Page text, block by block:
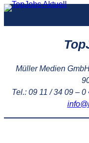
Zum
Müller Medien
Tel.: 09 11 / 34 09 – 0